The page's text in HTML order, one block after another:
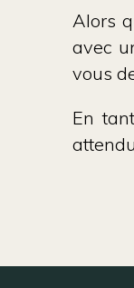
Alors
avec
vous
En